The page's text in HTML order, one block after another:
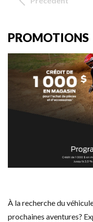
PROMOTIONS
À la recherche du
prochaines aventures?